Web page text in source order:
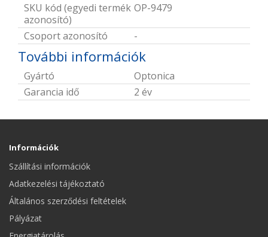
SKU kód (egyedi termék
azonosító)
OP-9479
Csoport azonosító -
További információk
Gyártó
Optonica
Garancia idő
2 év
Információk
Szállítási információk
Adatkezelési tájékoztató
Általános szerződési feltételek
Pályázat